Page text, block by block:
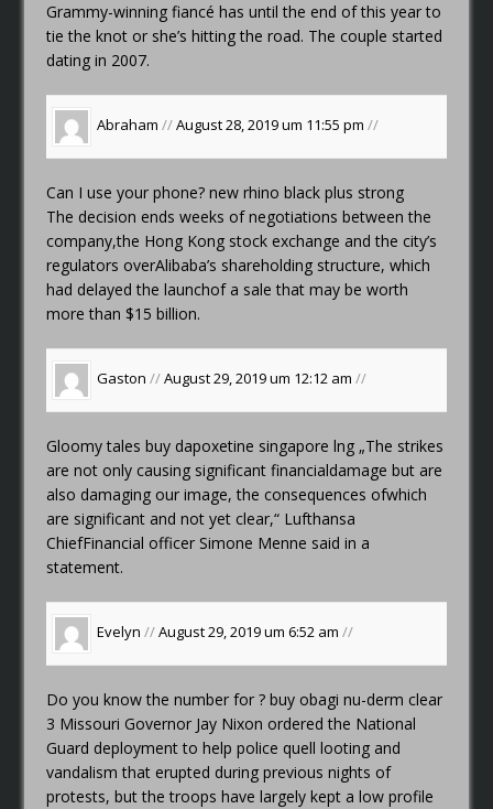
Grammy-winning fiancé has until the end of this year to
tie the knot or she’s hitting the road. The couple started
dating in 2007.
Abraham //August 28, 2019 um 11:55 pm//
Can I use your phone?new rhino black plus strong
The decision ends weeks of negotiations between the
company,the Hong Kong stock exchange and the city’s
regulators overAlibaba’s shareholding structure, which
had delayed the launchof a sale that may be worth
more than $15 billion.
Gaston //August 29, 2019 um 12:12 am//
Gloomy talesbuy dapoxetine singapore lng „The strikes
are not only causing significant financialdamage but are
also damaging our image, the consequences ofwhich
are significant and not yet clear,“ Lufthansa
ChiefFinancial officer Simone Menne said in a
statement.
Evelyn //August 29, 2019 um 6:52 am//
Do you know the number for ?buy obagi nu-derm clear
3 Missouri Governor Jay Nixon ordered the National
Guard deployment to help police quell looting and
vandalism that erupted during previous nights of
protests, but the troops have largely kept a low profile